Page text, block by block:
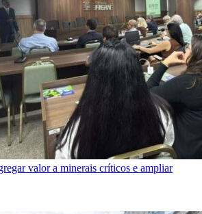
valor a minerais críticos e ampliar